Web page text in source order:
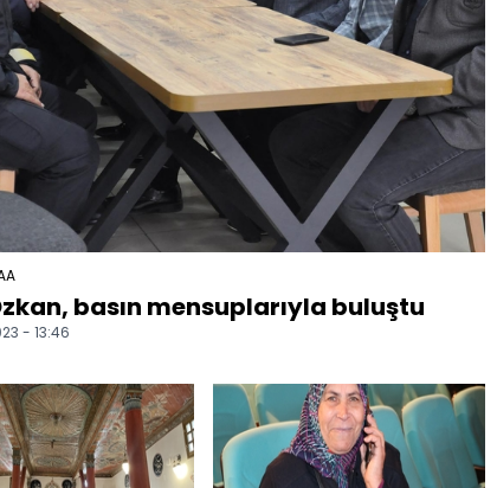
basın mensuplarıyla buluştu
- 13:46